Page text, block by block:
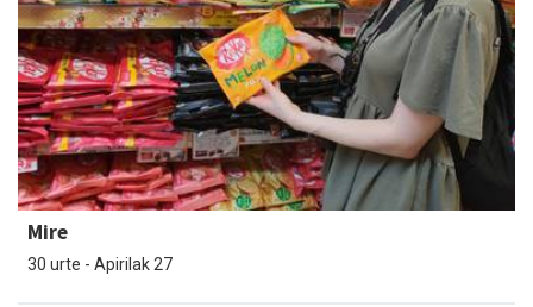
Mire
30 urte - Apirilak 27